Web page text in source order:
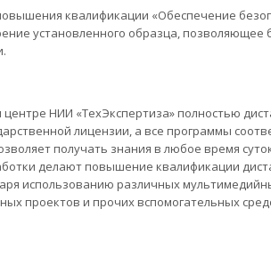
квалификации «Обеспечение
установленного образца,
НИИ «ТехЭкспертиза» полностью
лицензии, а все программы
получать знания в любое время
делают повышение квалификации
использованию различных
проектов и прочих вспомогательных